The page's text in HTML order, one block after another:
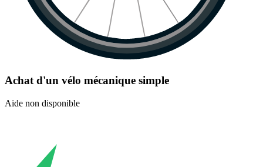
Achat d'un vélo mécanique simple
Aide non disponible